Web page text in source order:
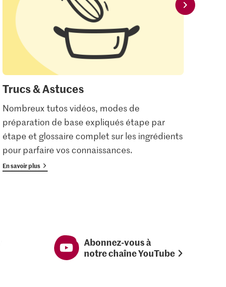
Trucs & Astuces
Nombreux tutos vidéos, modes de
préparation de base expliqués étape par
étape et glossaire complet sur les ingrédients
pour parfaire vos connaissances.
En savoir plus
Abonnez-vous à
notre chaîne YouTube